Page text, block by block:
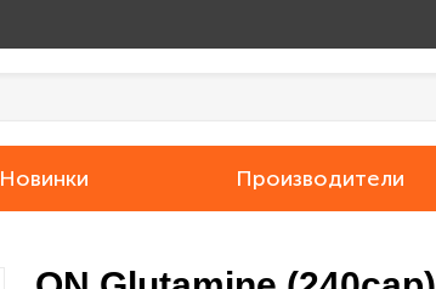
Новинки Производители